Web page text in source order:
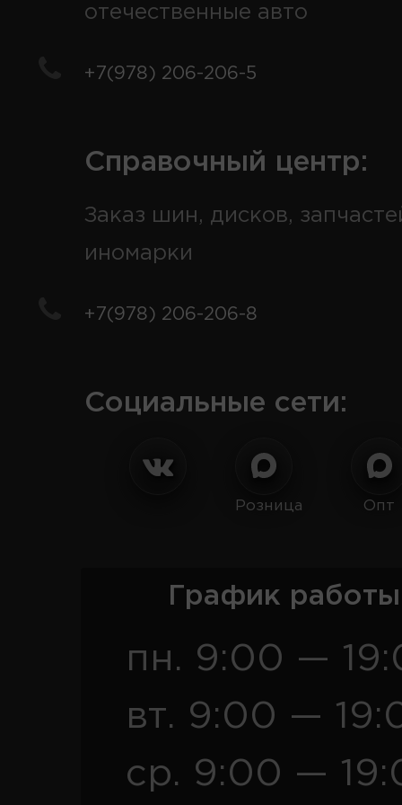
отечественные авто
+7(978) 206-206-5
Справочный центр:
Заказ шин, дисков,
иномарки
+7(978) 206-206-8
Социальные сети:
Розница Опт
График
пн. 9:00 —
вт. 9:00 —
ср. 9:00 —